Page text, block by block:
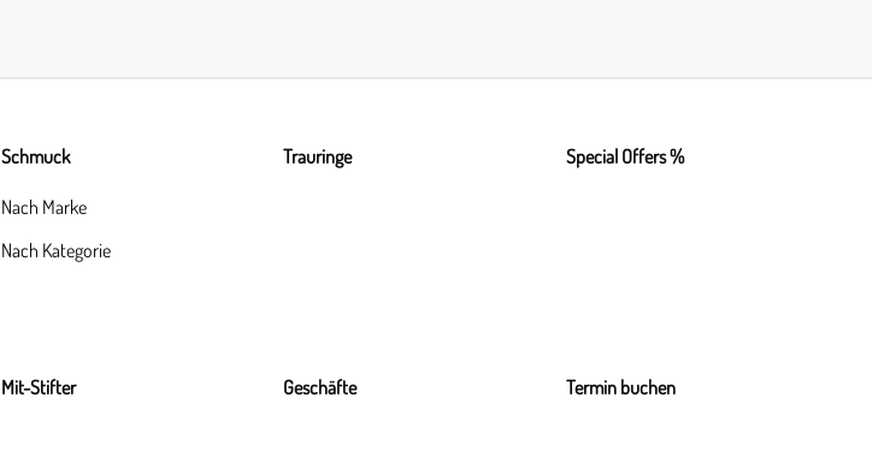
Schmuck
Nach Marke
Nach Kategorie
Trauringe Special Offers %
Mit-Stifter Geschäfte Termin buchen